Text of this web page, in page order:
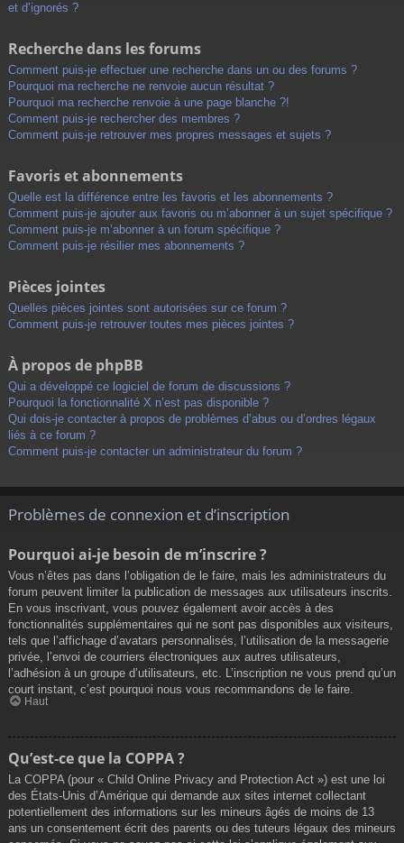
et d’ignorés ?
Recherche dans les forums
Comment puis-je effectuer une recherche dans un ou des forums ?
Pourquoi ma recherche ne renvoie aucun résultat ?
Pourquoi ma recherche renvoie à une page blanche ?!
Comment puis-je rechercher des membres ?
Comment puis-je retrouver mes propres messages et sujets ?
Favoris et abonnements
Quelle est la différence entre les favoris et les abonnements ?
Comment puis-je ajouter aux favoris ou m’abonner à un sujet spécifique ?
Comment puis-je m’abonner à un forum spécifique ?
Comment puis-je résilier mes abonnements ?
Pièces jointes
Quelles pièces jointes sont autorisées sur ce forum ?
Comment puis-je retrouver toutes mes pièces jointes ?
À propos de phpBB
Qui a développé ce logiciel de forum de discussions ?
Pourquoi la fonctionnalité X n’est pas disponible ?
Qui dois-je contacter à propos de problèmes d’abus ou d’ordres légaux
liés à ce forum ?
Comment puis-je contacter un administrateur du forum ?
Problèmes de connexion et d’inscription
Pourquoi ai-je besoin de m’inscrire ?
Vous n’êtes pas dans l’obligation de le faire, mais les administrateurs du
forum peuvent limiter la publication de messages aux utilisateurs inscrits.
En vous inscrivant, vous pouvez également avoir accès à des
fonctionnalités supplémentaires qui ne sont pas disponibles aux visiteurs,
tels que l’affichage d’avatars personnalisés, l’utilisation de la messagerie
privée, l’envoi de courriers électroniques aux autres utilisateurs,
l’adhésion à un groupe d’utilisateurs, etc. L’inscription ne vous prend qu’un
court instant, c’est pourquoi nous vous recommandons de le faire.
Haut
Qu’est-ce que la COPPA ?
La COPPA (pour « Child Online Privacy and Protection Act ») est une loi
des États-Unis d’Amérique qui demande aux sites internet collectant
potentiellement des informations sur les mineurs âgés de moins de 13
ans un consentement écrit des parents ou des tuteurs légaux des mineurs